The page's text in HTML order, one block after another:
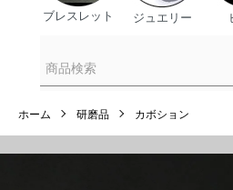
ブレスレット ジュエリー
ホーム 研磨品 カボション